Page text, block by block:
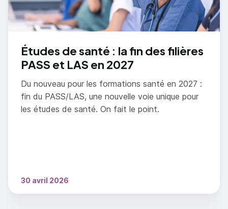
Études de santé : la fin des filières
PASS et LAS en 2027
Du nouveau pour les formations santé en 2027 :
fin du PASS/LAS, une nouvelle voie unique pour
les études de santé. On fait le point.
30 avril 2026